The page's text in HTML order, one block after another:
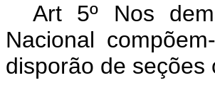
Art 5º Nos
Nacional
disporão de seções